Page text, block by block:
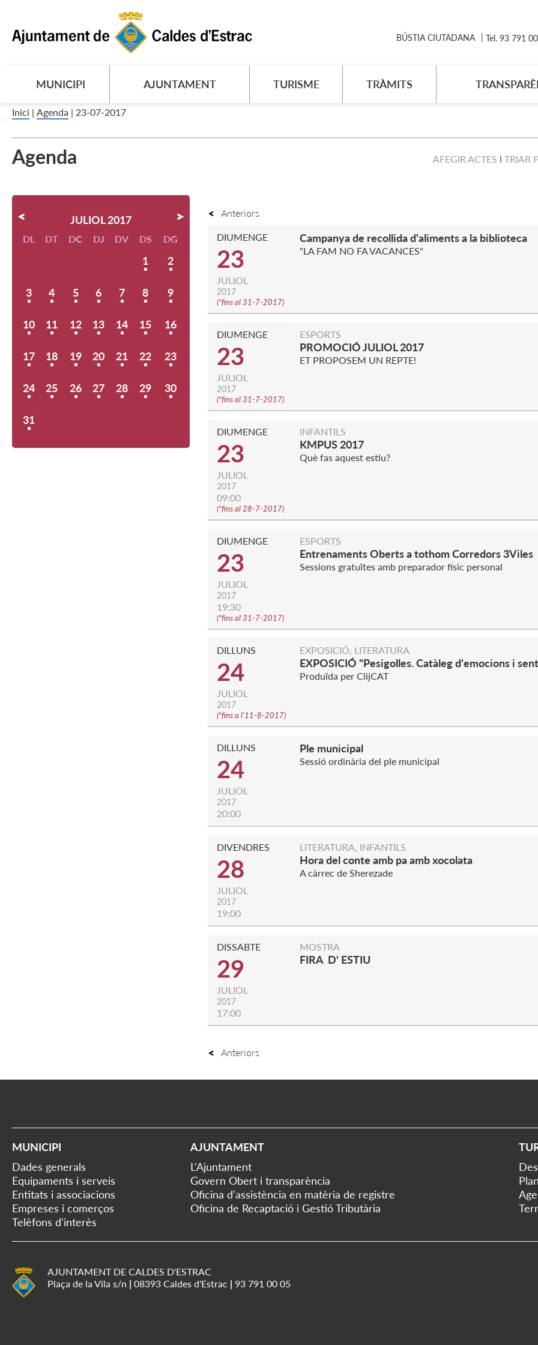
MUNICIPI AJUNTAMENT TURISME TRÀMITS
BÚSTIA CIUTADANA Tel. 93 791
Inici | Agenda | 23-07-2017
Agenda AFEGIR ACTES TRIAR
JULIOL 2017
DL DT DC DJ DV DS DG
1 2
3 4 5 6 7 8 9
10 11 12 13 14 15 16
17 18 19 20 21 22 23
24 25 26 27 28 29 30
31
Anteriors
DIUMENGE
23
JULIOL
2017
(*fins al 31-7-2017)
Campanya de recollida d'aliments a la biblioteca
"LA FAM NO FA VACANCES"
DIUMENGE
23
JULIOL
2017
(*fins al 31-7-2017)
ESPORTS
PROMOCIÓ JULIOL 2017
ET PROPOSEM UN REPTE!
DIUMENGE
23
JULIOL
2017
09:00
(*fins al 28-7-2017)
INFANTILS
KMPUS 2017
Què fas aquest estiu?
DIUMENGE
23
JULIOL
2017
19:30
(*fins al 31-7-2017)
ESPORTS
Entrenaments Oberts a tothom Corredors 3Viles
Sessions gratuïtes amb preparador físic personal
DILLUNS
24
JULIOL
2017
(*fins a l'11-8-2017)
EXPOSICIÓ, LITERATURA
EXPOSICIÓ "Pesigolles. Catàleg d'emocions i
Produïda per ClijCAT
DILLUNS
24
JULIOL
2017
20:00
Ple municipal
Sessió ordinària del ple municipal
DIVENDRES
28
JULIOL
2017
19:00
LITERATURA, INFANTILS
Hora del conte amb pa amb xocolata
A càrrec de Sherezade
DISSABTE
29
JULIOL
2017
17:00
MOSTRA
FIRA D' ESTIU
Anteriors
MUNICIPI
Dades generals
Equipaments i serveis
Entitats i associacions
Empreses i comerços
Telèfons d'interès
AJUNTAMENT
L'Ajuntament
Govern Obert i transparència
Oficina d'assistència en matèria de registre
Oficina de Recaptació i Gestió Tributària
AJUNTAMENT DE CALDES D'ESTRAC
Plaça de la Vila s/n | 08393 Caldes d'Estrac | 93 791 00 05